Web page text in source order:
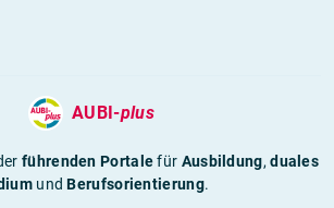
AUBI-plus
führenden Portalefür Ausbildung,duales
undBerufsorientierung.